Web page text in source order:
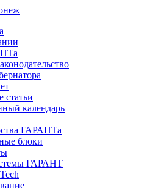
статьи
календарь
ГАРАНТа
блоки
ГАРАНТ